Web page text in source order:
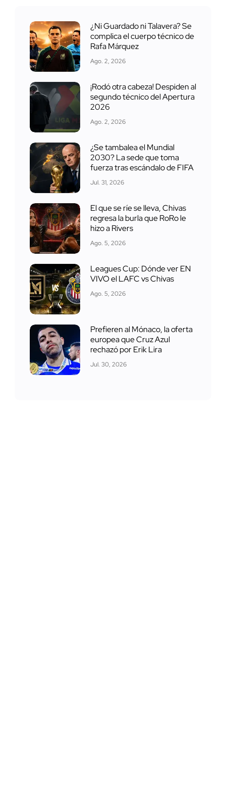
¿Ni Guardado ni Talavera? Se
complica el cuerpo técnico de
Rafa Márquez
Ago. 2, 2026
¡Rodó otra cabeza! Despiden al
segundo técnico del Apertura
2026
Ago. 2, 2026
¿Se tambalea el Mundial
2030? La sede que toma
fuerza tras escándalo de FIFA
Jul. 31, 2026
El que se ríe se lleva, Chivas
regresa la burla que RoRo le
hizo a Rivers
Ago. 5, 2026
Leagues Cup: Dónde ver EN
VIVO el LAFC vs Chivas
Ago. 5, 2026
Prefieren al Mónaco, la oferta
europea que Cruz Azul
rechazó por Erik Lira
Jul. 30, 2026